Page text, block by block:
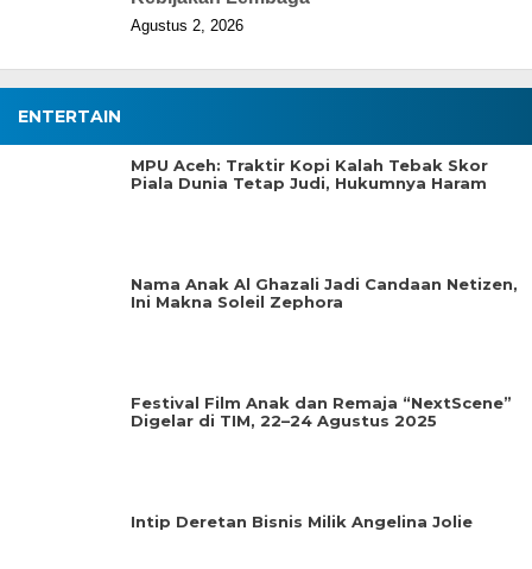
Agustus 2, 2026
ENTERTAIN
MPU Aceh: Traktir Kopi Kalah Tebak Skor
Piala Dunia Tetap Judi, Hukumnya Haram
Nama Anak Al Ghazali Jadi Candaan Netizen,
Ini Makna Soleil Zephora
Festival Film Anak dan Remaja “NextScene”
Digelar di TIM, 22–24 Agustus 2025
Intip Deretan Bisnis Milik Angelina Jolie